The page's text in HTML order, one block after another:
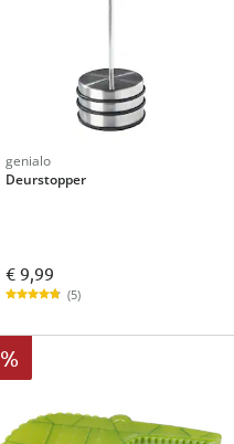
genialo
Deurstopper
€ 9,99
(5)
%